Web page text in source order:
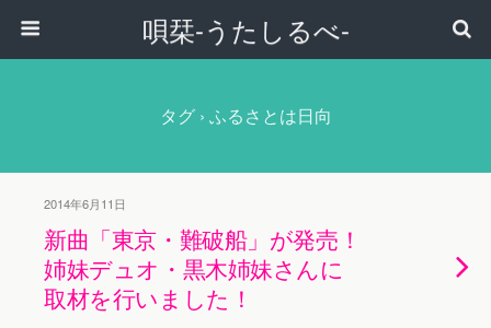
唄栞-うたしるべ-
タグ › ふるさとは日向
2014年6月11日
新曲「東京・難破船」が発売！
姉妹デュオ・黒木姉妹さんに
取材を行いました！